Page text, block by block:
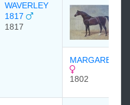
WAVERLEY
1817
1817
MARGARETTA
1802